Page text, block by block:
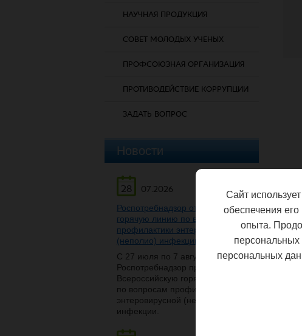
НАУЧНАЯ ПРОДУКЦИЯ
СОВЕТ МОЛОДЫХ УЧЕНЫХ
ПРОФСОЮЗНАЯ ОРГАНИЗАЦИЯ
ПРОТИВОДЕЙСТВИЕ КОРРУПЦИИ
ЗАДАТЬ ВОПРОС
Новости
28
07.2026
Роспотребнадзор открывает
горячую линию по вопросам
профилактики энтеровирусной
(неполио) инфекции
С 27 июля по 7 августа
Роспотребнадзор проведет
Всероссийскую горячую линию
по вопросам профилактики
энтеровирусной (неполио)
инфекции.
Сайт
обеспечения
опыта.
персональных